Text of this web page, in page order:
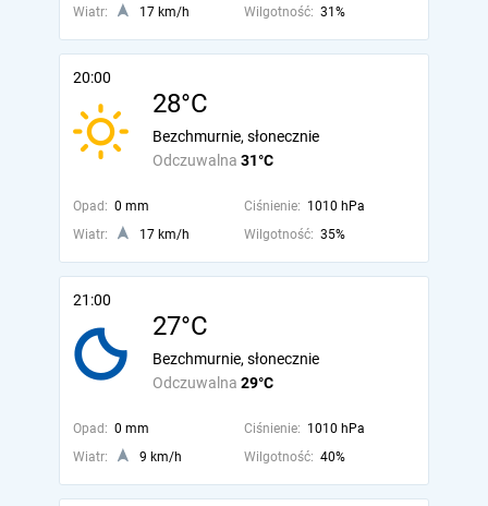
Wiatr:
17 km/h Wilgotność: 31%
20:00
28°C
Odczuwalna 31°C
Bezchmurnie, słonecznie
Opad: 0 mm Ciśnienie: 1010 hPa
Wiatr:
17 km/h Wilgotność: 35%
21:00
27°C
Odczuwalna 29°C
Bezchmurnie, słonecznie
Opad: 0 mm Ciśnienie: 1010 hPa
Wiatr:
9 km/h Wilgotność: 40%